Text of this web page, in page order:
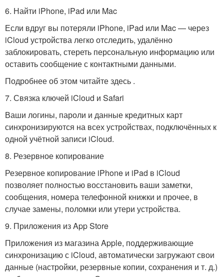
6. Найти iPhone, iPad или Mac
Если вдруг вы потеряли iPhone, iPad или Mac — через
iCloud устройства легко отследить, удалённо
заблокировать, стереть персональную информацию или
оставить сообщение с контактными данными.
Подробнее об этом читайте здесь .
7. Связка ключей iCloud и Safari
Ваши логины, пароли и данные кредитных карт
синхронизируются на всех устройствах, подключённых к
одной учётной записи iCloud.
8. Резервное копирование
Резервное копирование iPhone и iPad в iCloud
позволяет полностью восстановить ваши заметки,
сообщения, номера телефонной книжки и прочее, в
случае замены, поломки или утери устройства.
9. Приложения из App Store
Приложения из магазина Apple, поддерживающие
синхронизацию с iCloud, автоматически загружают свои
данные (настройки, резервные копии, сохранения и т. д.)